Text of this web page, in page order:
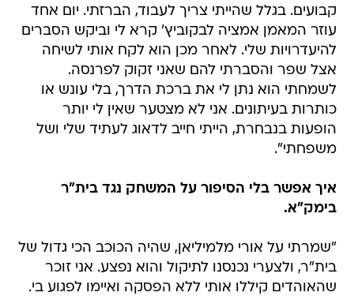
להיעדרויות שלי. לאחר מכן הוא לקח אותי לשיחה
אצל שפר והסברתי להם שאני זקוק לפרנסה.
לשמחתי הוא נתן לי את ברכת הדרך, בלי עונש או
כותרות בעיתונים. אני לא מצטער שאין לי יותר
הופעות בנבחרת, הייתי חייב לדאוג לעתיד שלי ושל
משפחתי".
איך אפשר בלי הסיפור על המשחק נגד בית"ר
"שמרתי על אורי מלמיליאן, שהיה הכוכב הכי גדול של
שהאוהדים קיללו אותי ללא הפסקה ואיימו לפגוע בי.
הזעם שלהם התפרץ לאחר שריקת הסיום, אבל לא
עליי. ביציאה מהאצטדיון הם התבלבלו וחשבו